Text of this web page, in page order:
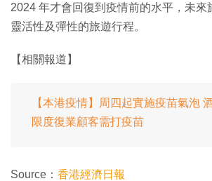
2024 年才會回復到疫情前的水平，未來
靈活性及彈性的旅遊行程。
【相關報道】
【本港疫情】周四起實施疫苗氣泡
限度復業顧客需打疫苗
Source： 香港經濟日報